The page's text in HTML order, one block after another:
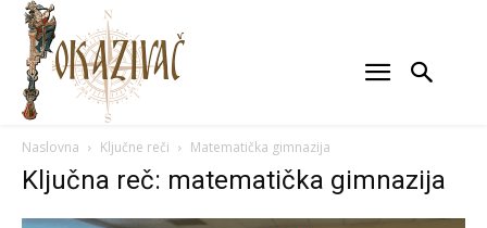
Naslovna Ključne reči Matematička gimnazija
Ključna reč: matematička gimnazija